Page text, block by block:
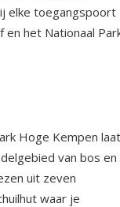
elke toegangspoort
het Nationaal
Hoge Kempen laat
van bos en
uit zeven
waar je